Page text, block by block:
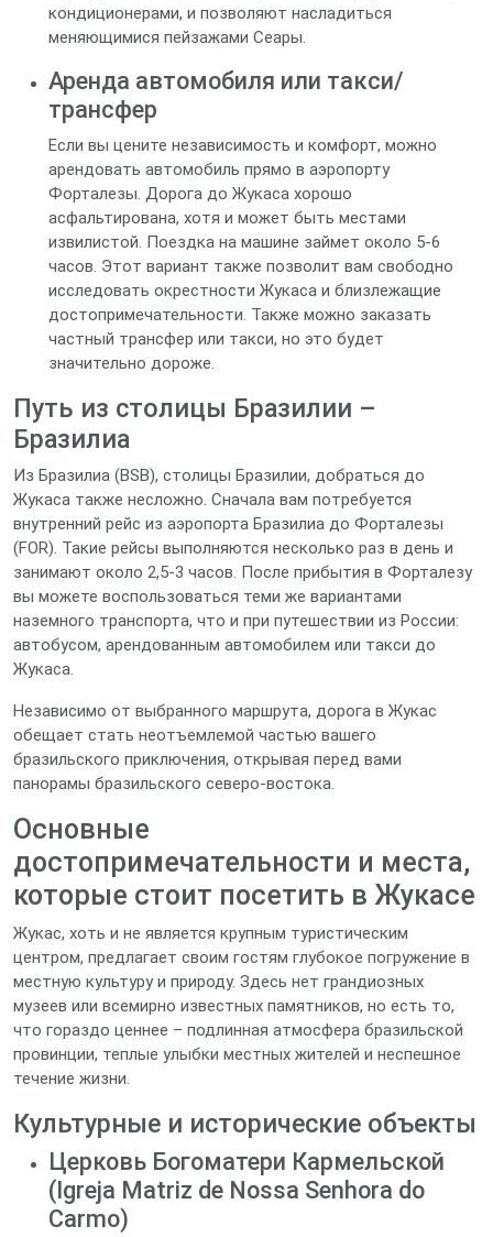
кондиционерами, и позволяют насладиться
меняющимися пейзажами Сеары.
Аренда автомобиля или такси/
трансфер
Если вы цените независимость и комфорт, можно
арендовать автомобиль прямо в аэропорту
Форталезы. Дорога до Жукаса хорошо
асфальтирована, хотя и может быть местами
извилистой. Поездка на машине займет около 5-6
часов. Этот вариант также позволит вам свободно
исследовать окрестности Жукаса и близлежащие
достопримечательности. Также можно заказать
частный трансфер или такси, но это будет
значительно дороже.
Путь из столицы Бразилии –
Бразилиа
Из Бразилиа (BSB), столицы Бразилии, добраться до
Жукаса также несложно. Сначала вам потребуется
внутренний рейс из аэропорта Бразилиа до Форталезы
(FOR). Такие рейсы выполняются несколько раз в день и
занимают около 2,5-3 часов. После прибытия в Форталезу
вы можете воспользоваться теми же вариантами
наземного транспорта, что и при путешествии из России:
автобусом, арендованным автомобилем или такси до
Жукаса.
Независимо от выбранного маршрута, дорога в Жукас
обещает стать неотъемлемой частью вашего
бразильского приключения, открывая перед вами
панорамы бразильского северо-востока.
Основные
достопримечательности и места,
которые стоит посетить в Жукасе
Жукас, хоть и не является крупным туристическим
центром, предлагает своим гостям глубокое погружение в
местную культуру и природу. Здесь нет грандиозных
музеев или всемирно известных памятников, но есть то,
что гораздо ценнее – подлинная атмосфера бразильской
провинции, теплые улыбки местных жителей и неспешное
течение жизни.
Культурные и исторические объекты
Церковь Богоматери Кармельской
(Igreja Matriz de Nossa Senhora do
Carmo)